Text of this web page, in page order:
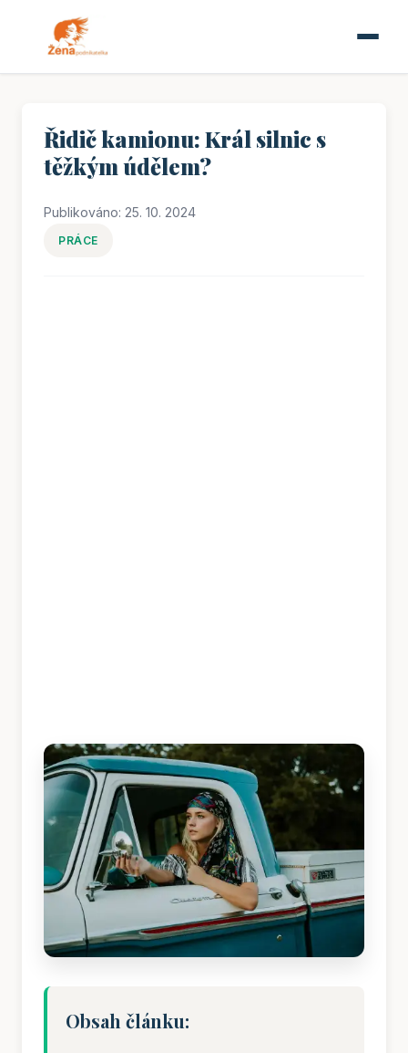
Řidič kamionu: Král silnic s
těžkým údělem?
Publikováno: 25. 10. 2024
PRÁCE
Obsah článku: